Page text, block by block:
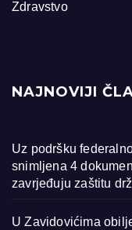
Zdravstvo
NAJNOVIJI
Uz podršku
snimljena 4
zavrjeđuju zaštitu
U Zavidovićima